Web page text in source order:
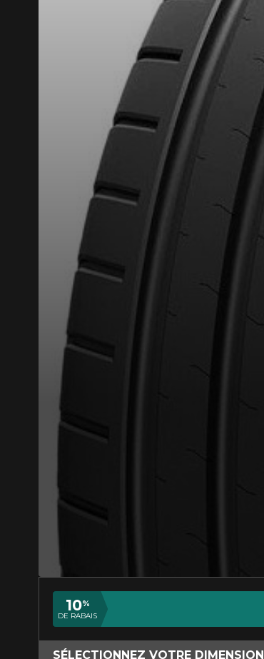
10%
DE RABAIS
SÉLECTIONNEZ VOTRE DIMENSION
Votre véhicule